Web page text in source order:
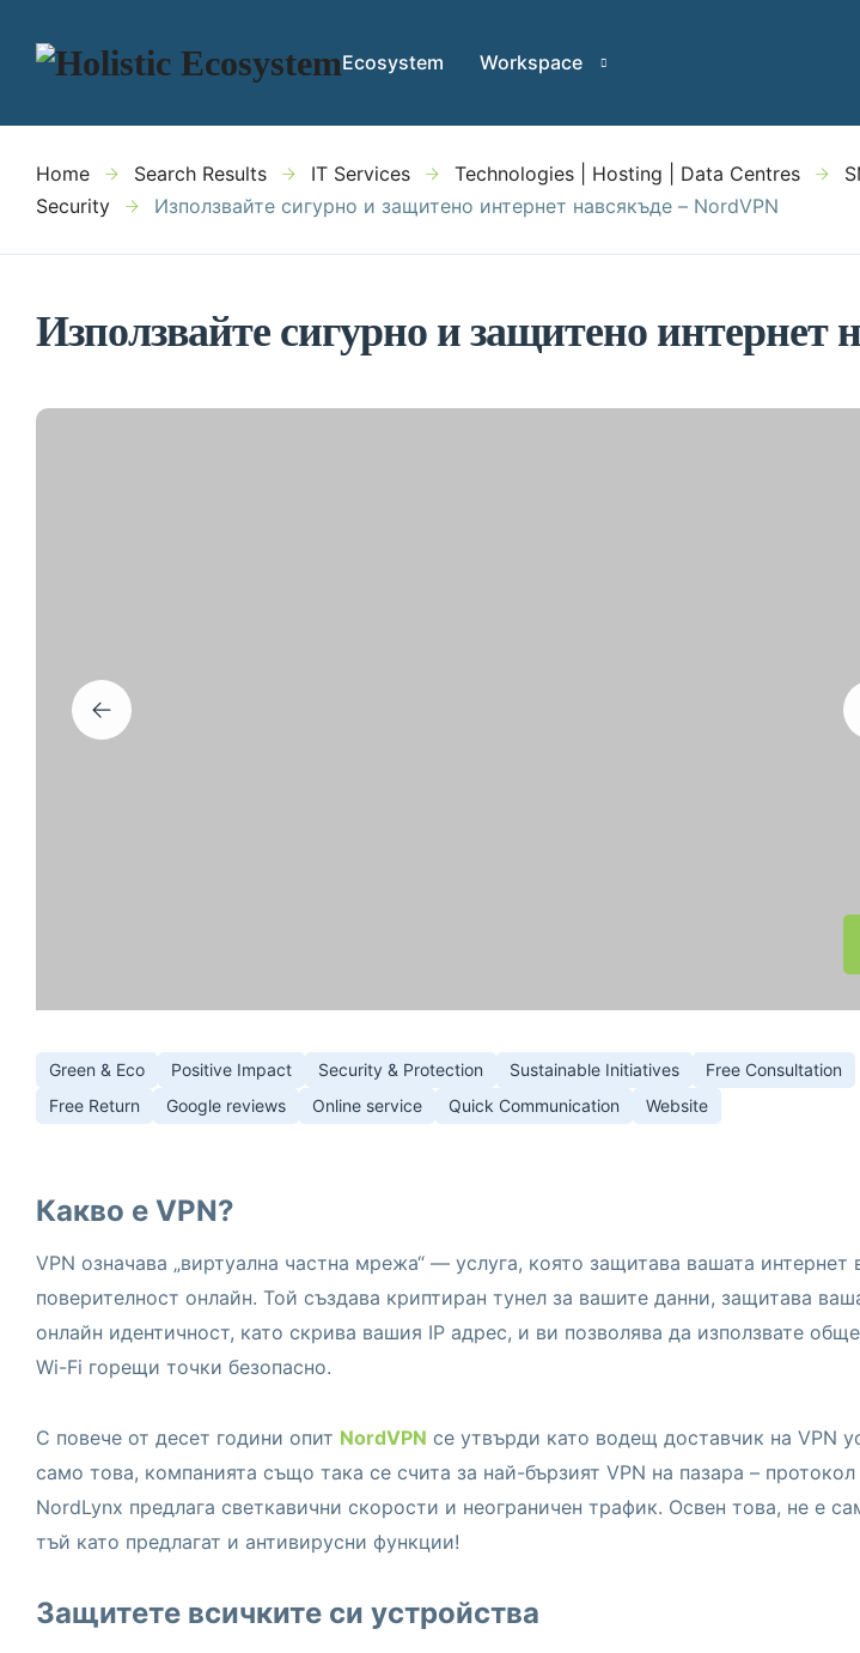
Ecosystem Workspace
Home Search Results IT Services Technologies | Hosting | Data Centres
Security
Използвайте сигурно и защитено интернет навсякъде – NordVPN
Използвайте сигурно и защитено интернет
Green & Eco Positive Impact Security & Protection Sustainable Initiatives
Free Consultation
Free Return
Google reviews Online service Quick Communication Website
Какво е VPN?
VPN означава „виртуална частна мрежа“ — услуга, която защитава вашата интернет
поверителност онлайн. Той създава криптиран тунел за вашите данни, защитава
онлайн идентичност, като скрива вашия IP адрес, и ви позволява да използвате
Wi-Fi горещи точки безопасно.
С повече от десет години опит NordVPN се утвърди като водещ доставчик на VPN
само това, компанията също така се счита за най-бързият VPN на пазара – протокол
NordLynx предлага светкавични скорости и неограничен трафик. Освен това, не е
тъй като предлагат и антивирусни функции!
Защитете всичките си устройства